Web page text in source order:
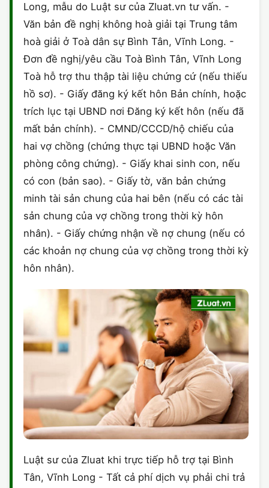
Long, mẫu do Luật sư của Zluat.vn tư vấn. -
Văn bản đề nghị không hoà giải tại Trung tâm
hoà giải ở Toà dân sự Bình Tân, Vĩnh Long. -
Đơn đề nghị/yêu cầu Toà Bình Tân, Vĩnh Long
Toà hỗ trợ thu thập tài liệu chứng cứ (nếu thiếu
hồ sơ). - Giấy đăng ký kết hôn Bản chính, hoặc
trích lục tại UBND nơi Đăng ký kết hôn (nếu đã
mất bản chính). - CMND/CCCD/hộ chiếu của
hai vợ chồng (chứng thực tại UBND hoặc Văn
phòng công chứng). - Giấy khai sinh con, nếu
có con (bản sao). - Giấy tờ, văn bản chứng
minh tài sản chung của hai bên (nếu có các tài
sản chung của vợ chồng trong thời kỳ hôn
nhân). - Giấy chứng nhận về nợ chung (nếu có
các khoản nợ chung của vợ chồng trong thời kỳ
hôn nhân).
Luật sư của Zluat khi trực tiếp hỗ trợ tại Bình
Tân, Vĩnh Long - Tất cả phí dịch vụ phải chi trả